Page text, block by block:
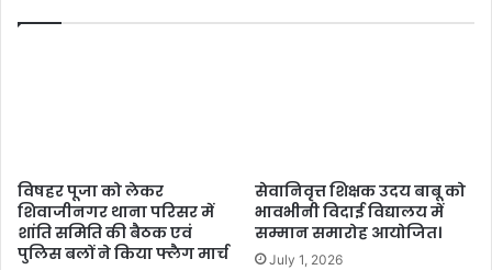
विषहर पूजा को लेकर
शिवाजीनगर थाना परिसर में
शांति समिति की बैठक एवं
पुलिस बलों ने किया फ्लैग मार्च
सेवानिवृत्त शिक्षक उदय बाबू को
भावभीनी विदाई विद्यालय में
सम्मान समारोह आयोजित।
July 1, 2026